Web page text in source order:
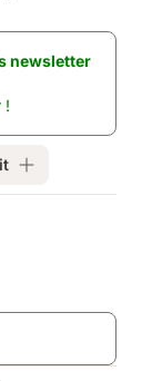
newsletter
!